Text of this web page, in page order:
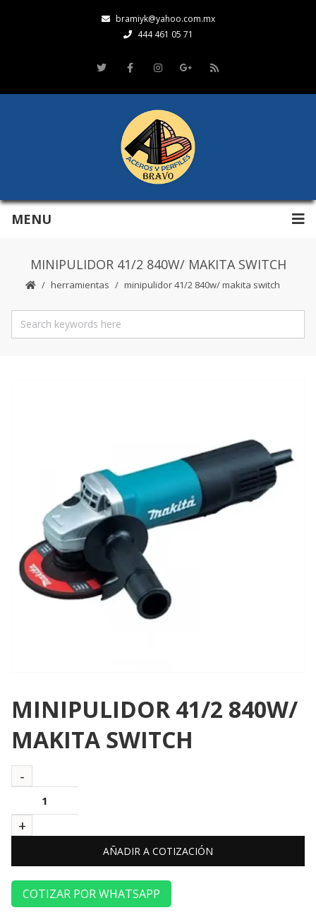
bramiyk@yahoo.com.mx
444 461 05 71
MENU
MINIPULIDOR 41/2 840W/ MAKITA SWITCH
herramientas minipulidor 41/2 840w/ makita switch
MINIPULIDOR 41/2 840W/
MAKITA SWITCH
AÑADIR A COTIZACIÓN
COTIZAR POR WHATSAPP